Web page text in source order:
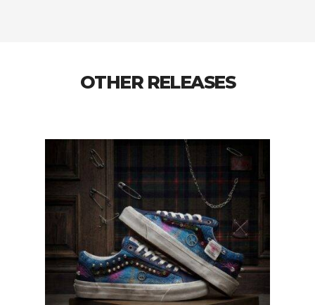
OTHER RELEASES